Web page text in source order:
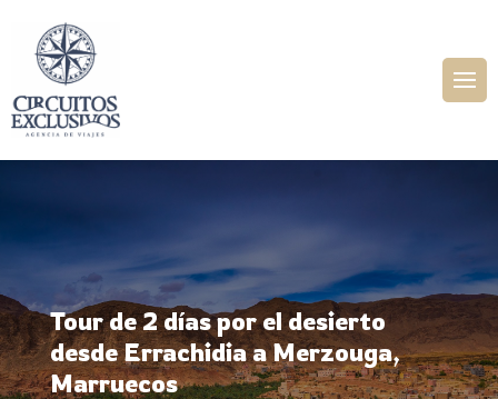
Tour de 2 días por el desierto
desde Errachidia a Merzouga,
Marruecos